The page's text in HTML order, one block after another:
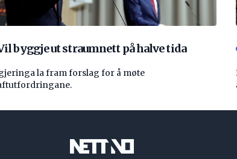
byggje ut straumnett på halve tida
la fram forslag for å møte